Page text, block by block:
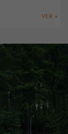
VER +